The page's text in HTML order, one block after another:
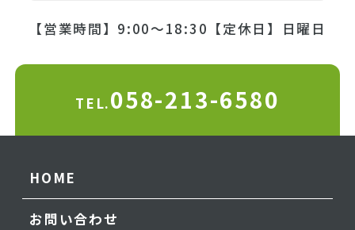
【営業時間】9:00～18:30 【定休日】日曜日
TEL.058-213-6580
HOME
お問い合わせ